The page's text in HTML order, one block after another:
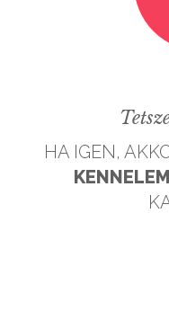
HA IGEN,
KENNELEM